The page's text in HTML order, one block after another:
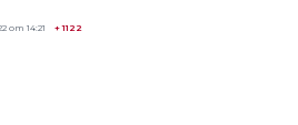
om 14:21 +1122